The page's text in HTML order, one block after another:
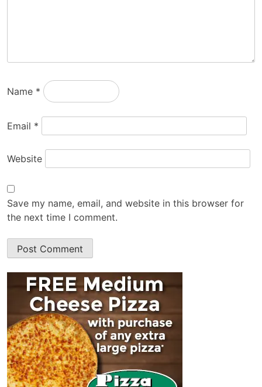
Name *
Email *
Website
Save my name, email, and website in this browser for
the next time I comment.